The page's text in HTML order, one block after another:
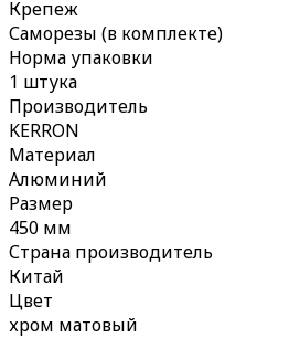
Крепеж
Саморезы (в комплекте)
Норма упаковки
1 штука
Производитель
KERRON
Материал
Алюминий
Размер
450 мм
Страна производитель
Китай
Цвет
хром матовый